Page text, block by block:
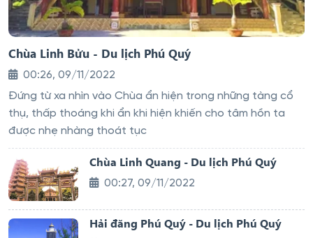
Chùa Linh Bửu - Du lịch Phú Quý
00:26, 09/11/2022
Đứng từ xa nhìn vào Chùa ẩn hiện trong những tàng cổ
thụ, thấp thoáng khi ẩn khi hiện khiến cho tâm hồn ta
được nhẹ nhàng thoát tục
Chùa Linh Quang - Du lịch Phú Quý
00:27, 09/11/2022
Hải đăng Phú Quý - Du lịch Phú Quý